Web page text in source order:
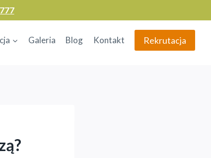
Galeria Blog Kontakt Rekrutacja